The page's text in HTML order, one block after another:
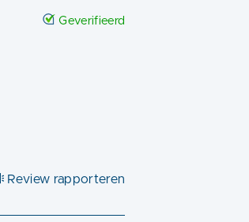
Geverifieerd
Review rapporteren